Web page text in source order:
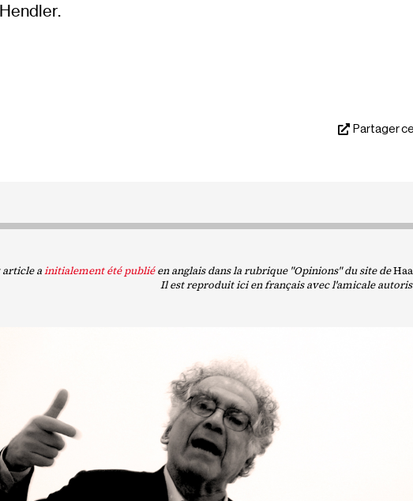
Partager
article ainitialement été publiéen anglais dans la rubrique "Opinions" du site de
Il est reproduit ici en français avec l'amicale